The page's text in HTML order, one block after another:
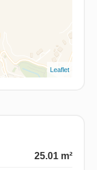
Leaflet
25.01 m²